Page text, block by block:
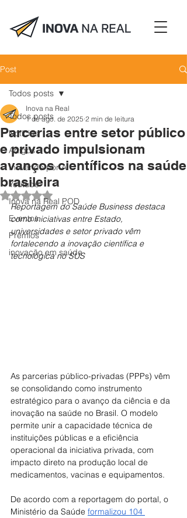
Post
Todos posts
Notícias
Artigos
Inovando por Aí
Youtube
Inova na Real POD
Eventos
Prêmios
inovação em saúde
Todos posts
Parcerias entre setor público
e privado impulsionam
avanços científicos na saúde
brasileira
Inova na Real
1 de ago. de 2025 2 min de leitura
Avaliado com NaN de 5 estrelas.
Reportagem do Saúde Business destaca
como iniciativas entre Estado,
universidades e setor privado vêm
fortalecendo a inovação científica e
tecnológica no SUS
As parcerias público-privadas (PPPs) vêm
se consolidando como instrumento
estratégico para o avanço da ciência e da
inovação na saúde no Brasil. O modelo
permite unir a capacidade técnica de
instituições públicas e a eficiência
operacional da iniciativa privada, com
impacto direto na produção local de
medicamentos, vacinas e equipamentos.
De acordo com a reportagem do portal, o
Ministério da Saúde formalizou 104